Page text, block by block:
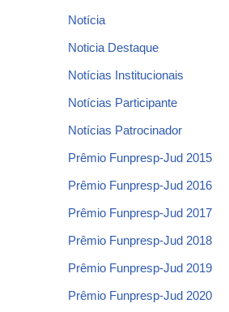
Notícia
Noticia Destaque
Notícias Institucionais
Notícias Participante
Notícias Patrocinador
Prêmio Funpresp-Jud 2015
Prêmio Funpresp-Jud 2016
Prêmio Funpresp-Jud 2017
Prêmio Funpresp-Jud 2018
Prêmio Funpresp-Jud 2019
Prêmio Funpresp-Jud 2020